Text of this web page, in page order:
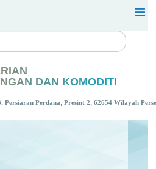
DAN KOMODITI
Persiaran Perdana, Presint 2, 62654 Wilayah